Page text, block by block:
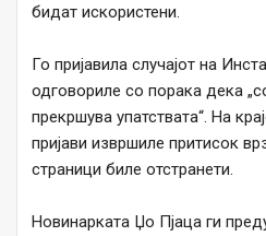
бидат искористени.
Го пријавила случајот на
одговориле со порака дека
прекршува упатствата“. На
пријави извршиле притисок
страници биле отстранети.
Новинарката Џо Пјаца ги